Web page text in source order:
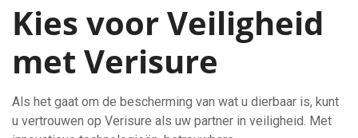
Kies voor Veiligheid
met Verisure
Als het gaat om de bescherming van wat u dierbaar is, kunt
u vertrouwen op Verisure als uw partner in veiligheid. Met